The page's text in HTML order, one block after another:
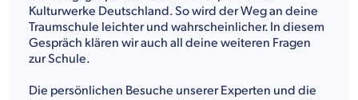
Kulturwerke Deutschland. So wird der Weg an deine
Traumschule leichter und wahrscheinlicher. In diesem
Gespräch klären wir auch all deine weiteren Fragen
zur Schule.
Die persönlichen Besuche unserer Experten und die